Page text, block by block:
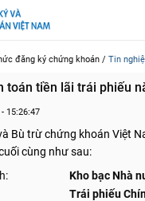
đăng ký chứng khoán / Tin
toán tiền lãi trái phiếu
15:26:47
Bù trừ chứng khoán Việt
cùng như sau:
Kho bạc Nhà
Trái phiếu